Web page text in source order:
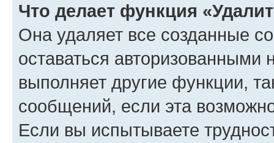
Что делает функция
Она удаляет все созданные
оставаться авторизованными
выполняет другие функции,
сообщений, если эта
Если вы испытываете